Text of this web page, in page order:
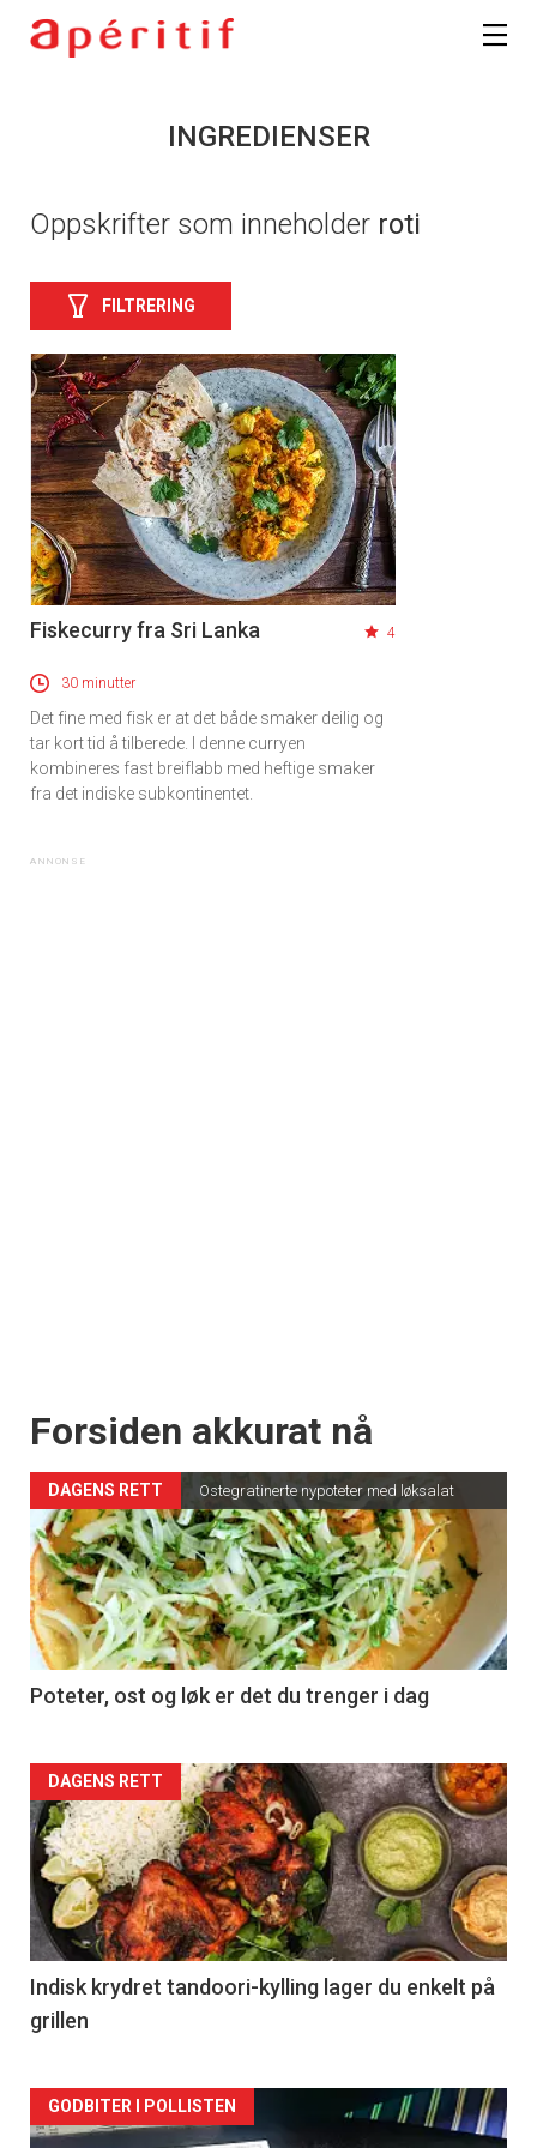
INGREDIENSER
Oppskrifter som inneholder roti
FILTRERING
Fiskecurry fra Sri Lanka 4
30 minutter
Det fine med fisk er at det både smaker deilig og
tar kort tid å tilberede. I denne curryen
kombineres fast breiflabb med heftige smaker
fra det indiske subkontinentet.
Forsiden akkurat nå
DAGENS RETT Ostegratinerte nypoteter med løksalat
Poteter, ost og løk er det du trenger i dag
Forsiden
akkurat
nå
-
2
DAGENS RETT
Indisk krydret tandoori-kylling lager du enkelt på
grillen
Forsiden
GODBITER I POLLISTEN